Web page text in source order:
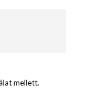
mellett.